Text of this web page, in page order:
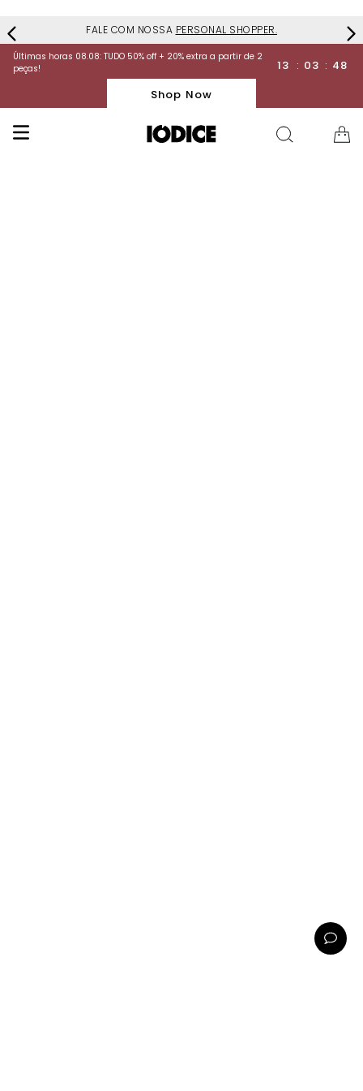
FALE COM NOSSA PERSONAL SHOPPER.
Últimas horas 08.08: TUDO 50% off + 20% extra a partir de 2
peças!
13 : 03 : 48
Shop Now